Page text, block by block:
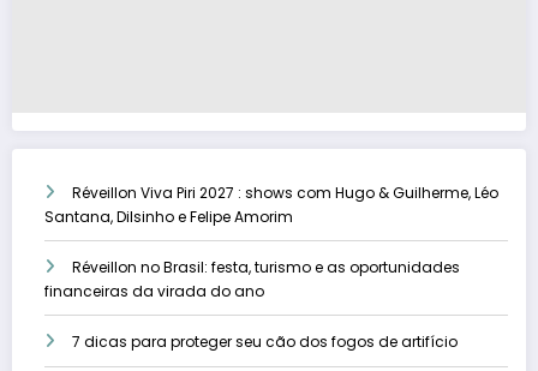
Réveillon Viva Piri 2027 : shows com Hugo & Guilherme, Léo
Santana, Dilsinho e Felipe Amorim
Réveillon no Brasil: festa, turismo e as oportunidades
financeiras da virada do ano
7 dicas para proteger seu cão dos fogos de artifício